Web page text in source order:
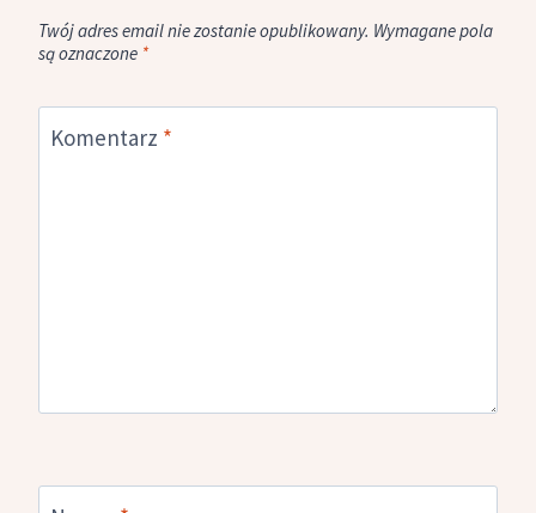
Twój adres email nie zostanie opublikowany. Wymagane pola
są oznaczone *
Komentarz *